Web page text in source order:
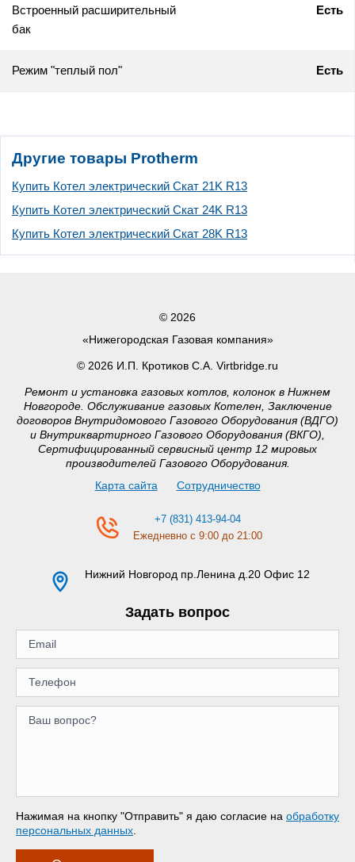
Встроенный расширительный
бак
Есть
Режим "теплый пол" Есть
Другие товары Protherm
Купить Котел электрический Скат 21K R13
Купить Котел электрический Скат 24K R13
Купить Котел электрический Скат 28K R13
© 2026
«Нижегородская Газовая компания»
© 2026 И.П. Кротиков С.А. Virtbridge.ru
Ремонт и установка газовых котлов, колонок в Нижнем
Новгороде. Обслуживание газовых Котелен, Заключение
договоров Внутридомового Газового Оборудования (ВДГО)
и Внутриквартирного Газового Оборудования (ВКГО),
Сертифицированный сервисный центр 12 мировых
производителей Газового Оборудования.
Карта сайта
Сотрудничество
+7 (831) 413-94-04
Ежедневно с 9:00 до 21:00
Нижний Новгород пр.Ленина д.20 Офис 12
Задать вопрос
Нажимая на кнопку "Отправить" я даю согласие на обработку
персональных данных